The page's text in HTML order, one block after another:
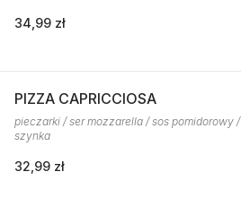
34,99 zł
PIZZA CAPRICCIOSA
pieczarki / ser mozzarella / sos pomidorowy /
szynka
32,99 zł